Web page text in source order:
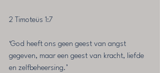
2 Timoteüs‬ ‭1‬:‭7‬ ‭
‘God heeft ons geen geest van angst
gegeven, maar een geest van kracht, liefde
en zelfbeheersing.’